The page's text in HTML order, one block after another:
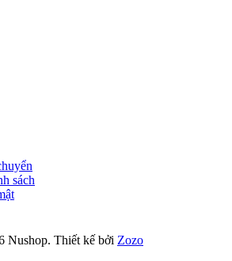
sách
Nushop. Thiết kế bởi Zozo